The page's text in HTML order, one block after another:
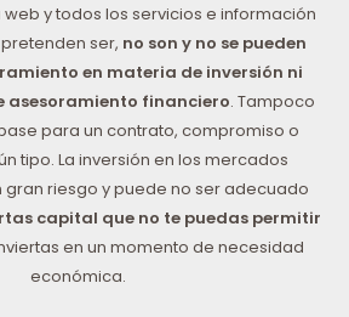
y todos los servicios e información
ser, no son y no se pueden
en materia de inversión ni
asesoramiento financiero. Tampoco
para un contrato, compromiso o
tipo. La inversión en los mercados
gran riesgo y puede no ser adecuado
capital que no te puedas permitir
en un momento de necesidad
económica.